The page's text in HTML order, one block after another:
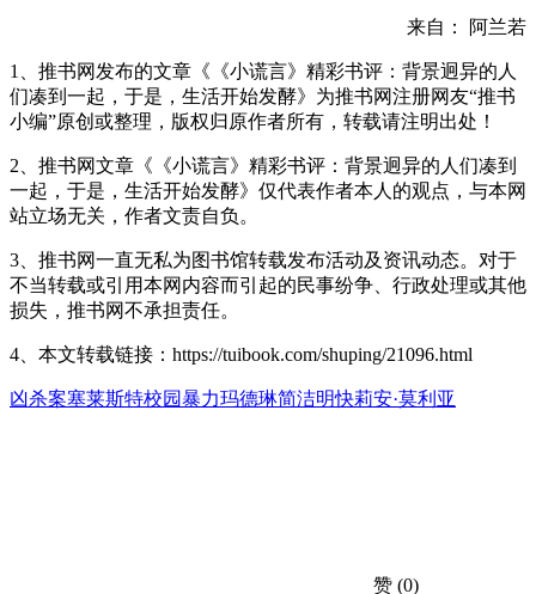
来自： 阿兰若
1、推书网发布的文章《《小谎言》精彩书评：背景迥异的人
们凑到一起，于是，生活开始发酵》为推书网注册网友“推书
小编”原创或整理，版权归原作者所有，转载请注明出处！
2、推书网文章《《小谎言》精彩书评：背景迥异的人们凑到
一起，于是，生活开始发酵》仅代表作者本人的观点，与本网
站立场无关，作者文责自负。
3、推书网一直无私为图书馆转载发布活动及资讯动态。对于
不当转载或引用本网内容而引起的民事纷争、行政处理或其他
损失，推书网不承担责任。
4、本文转载链接：https://tuibook.com/shuping/21096.html
凶杀案塞莱斯特校园暴力玛德琳简洁明快莉安·莫利亚
赞 (0)